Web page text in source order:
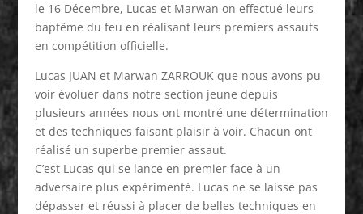
le 16 Décembre, Lucas et Marwan on effectué leurs
baptême du feu en réalisant leurs premiers assauts
en compétition officielle.
Lucas JUAN et Marwan ZARROUK que nous avons pu
voir évoluer dans notre section jeune depuis
plusieurs années nous ont montré une détermination
et des techniques faisant plaisir à voir. Chacun ont
réalisé un superbe premier assaut.
C’est Lucas qui se lance en premier face à un
adversaire plus expérimenté. Lucas ne se laisse pas
dépasser et réussi à placer de belles techniques en